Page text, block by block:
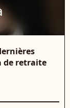
de retraite